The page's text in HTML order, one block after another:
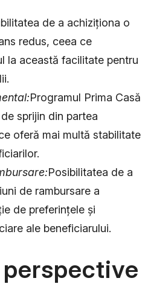
de a achiziționa o
redus, ceea ce
la această facilitate pentru
Programul Prima Casă
sprijin din partea
oferă mai multă stabilitate
Posibilitatea de a
de rambursare a
de preferințele și
ale beneficiarului.